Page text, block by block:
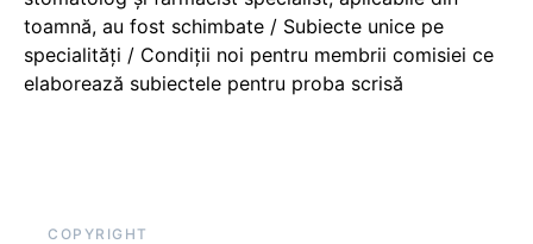
toamnă, au fost schimbate / Subiecte unice pe
specialități / Condiții noi pentru membrii comisiei ce
elaborează subiectele pentru proba scrisă
COPYRIGHT